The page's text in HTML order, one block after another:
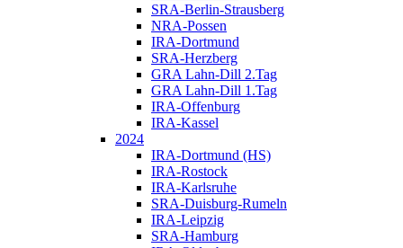
SRA-Berlin-Strausberg
NRA-Possen
IRA-Dortmund
SRA-Herzberg
GRA Lahn-Dill 2.Tag
GRA Lahn-Dill 1.Tag
IRA-Offenburg
IRA-Kassel
2024
IRA-Dortmund (HS)
IRA-Rostock
IRA-Karlsruhe
SRA-Duisburg-Rumeln
IRA-Leipzig
SRA-Hamburg